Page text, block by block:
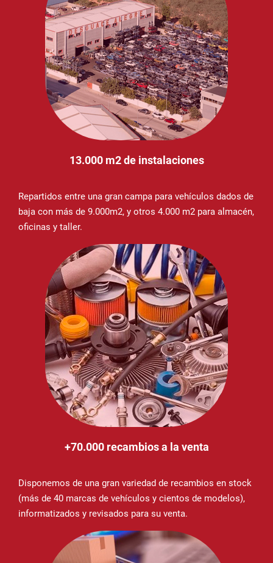
13.000 m2 de instalaciones
Repartidos entre una gran campa para vehículos dados de
baja con más de 9.000m2, y otros 4.000 m2 para almacén,
oficinas y taller.
+70.000 recambios a la venta
Disponemos de una gran variedad de recambios en stock
(más de 40 marcas de vehículos y cientos de modelos),
informatizados y revisados para su venta.